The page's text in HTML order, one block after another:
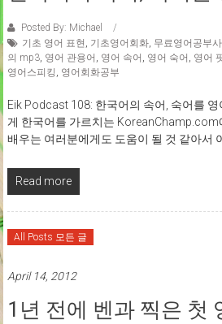
Posted By: Michael
기초 영어 표현 , 기초영어회화, 무료영어공부
의 mp3, 영어 관용어 , 영어 속어 , 영어 숙어 , 영어
영어스피킹 , 영어회화공부
Eik Podcast 108: 한국어의 속어, 숙어를
게 한국어를 가르치는 KoreanChamp.com
배우는 여러분에게도 도움이 될 것 같아서
Read more
All Posts 모든 글
April 14, 2012
1년 전에 벤과 찍은 첫